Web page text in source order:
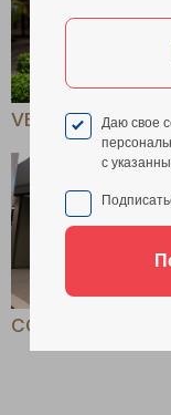
VELVET SEASON
COQUETTE REVUE